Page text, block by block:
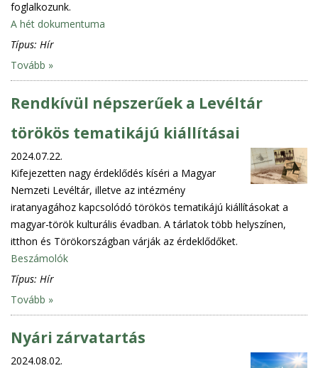
foglalkozunk.
A hét dokumentuma
Típus: Hír
Tovább »
Rendkívül népszerűek a Levéltár
törökös tematikájú kiállításai
2024.07.22.
Kifejezetten nagy érdeklődés kíséri a Magyar
Nemzeti Levéltár, illetve az intézmény
iratanyagához kapcsolódó törökös tematikájú kiállításokat a
magyar-török kulturális évadban. A tárlatok több helyszínen,
itthon és Törökországban várják az érdeklődőket.
Beszámolók
Típus: Hír
Tovább »
Nyári zárvatartás
2024.08.02.